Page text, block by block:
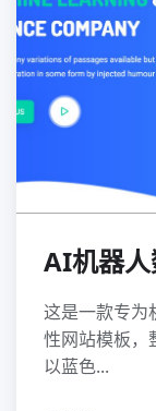
AI机器
这是一款专为
性网站模板，
以蓝色...